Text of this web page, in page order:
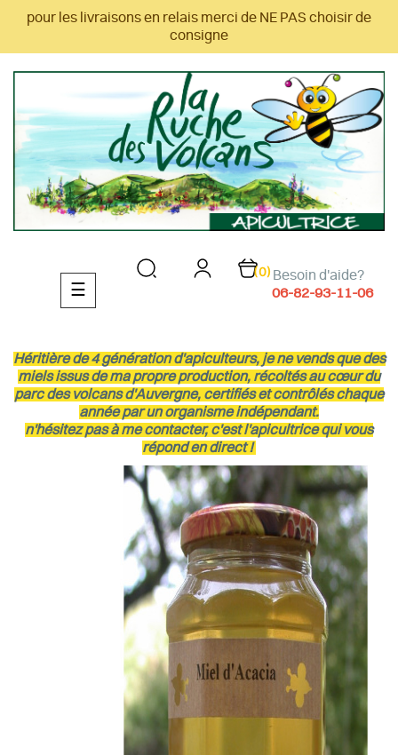
pour les livraisons en relais merci de NE PAS choisir de
consigne
Basculer
la
☰
(0) Besoin d'aide?
06-82-93-11-06
Héritière de 4 génération d'apiculteurs, je ne vends que des
miels issus de ma propre production, récoltés au cœur du
parc des volcans d'Auvergne, certifiés et contrôlés chaque
année par un organisme indépendant.
n'hésitez pas à me contacter, c'est l'apicultrice qui vous
répond en direct !